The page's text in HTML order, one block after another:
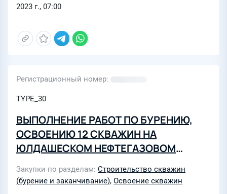
2023 г., 07:00
Регистрационный номер
TYPE_30
ВЫПОЛНЕНИЕ РАБОТ ПО БУРЕНИЮ,
ОСВОЕНИЮ 12 СКВАЖИН НА
ЮЛДАШЕСКОМ НЕФТЕГАЗОВОМ
Закупки по разделам Строительство скважин
(бурение и заканчивание), Освоение скважин